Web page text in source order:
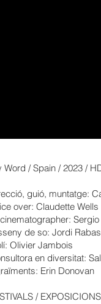
Word / Spain / 2023 /
guió, muntatge:
over: Claudette Wells
de so: Jordi
Olivier Jambois
en diversitat:
Erin Donovan
/ EXPOSICIONS